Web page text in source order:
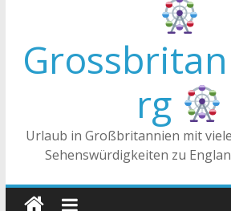
Tea-Time – Was wird in Großbritannien
rg
Urlaub in Großbritannien mit
Sehenswürdigkeiten zu